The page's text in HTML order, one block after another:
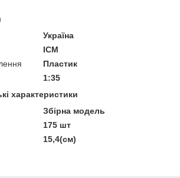
Україна
ICM
Пластик
1:35
характеристики
Збірна модель
175 шт
15,4(см)